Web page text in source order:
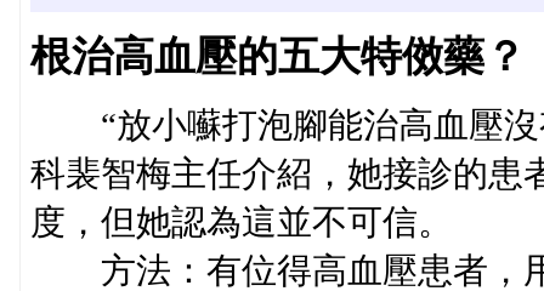
根治高血壓的五大特傚藥？
“放小囌打泡腳能治高血壓沒
科裴智梅主任介紹，她接診的患
度，但她認為這並不可信。
方法：有位得高血壓患者，